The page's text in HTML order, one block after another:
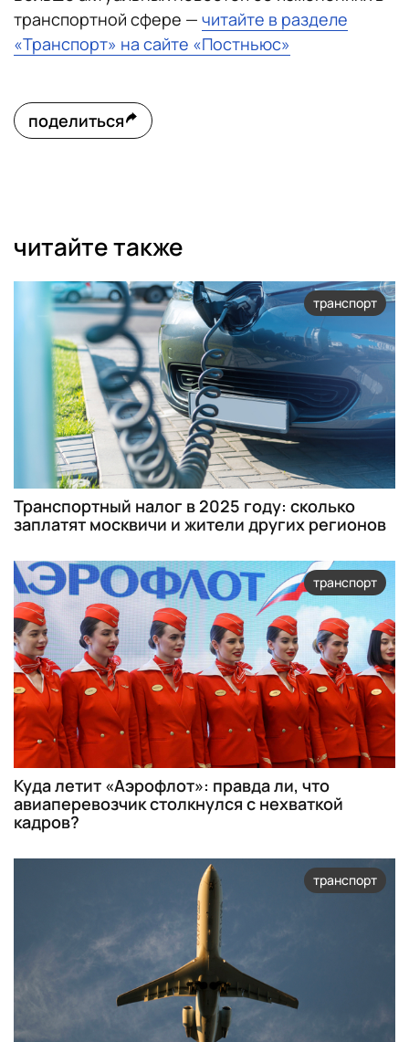
транспортной сфере — читайте в разделе
«Транспорт» на сайте «Постньюс»
поделиться
читайте также
транспорт
Транспортный налог в 2025 году: сколько
заплатят москвичи и жители других регионов
транспорт
Куда летит «Аэрофлот»: правда ли, что
авиаперевозчик столкнулся с нехваткой
кадров?
транспорт